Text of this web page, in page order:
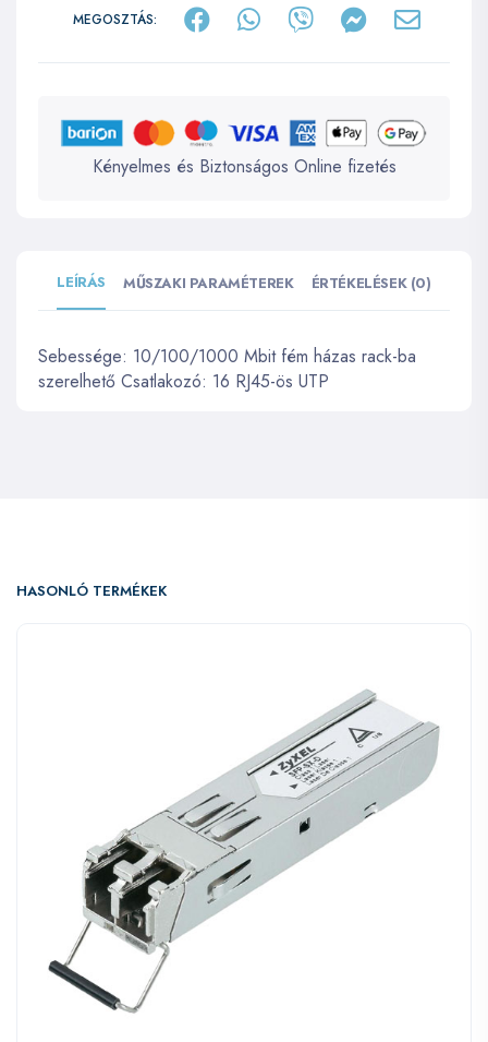
MEGOSZTÁS:
Kényelmes és Biztonságos Online fizetés
LEÍRÁS MŰSZAKI PARAMÉTEREK ÉRTÉKELÉSEK (0)
Sebessége: 10/100/1000 Mbit fém házas rack-ba
szerelhető Csatlakozó: 16 RJ45-ös UTP
HASONLÓ TERMÉKEK